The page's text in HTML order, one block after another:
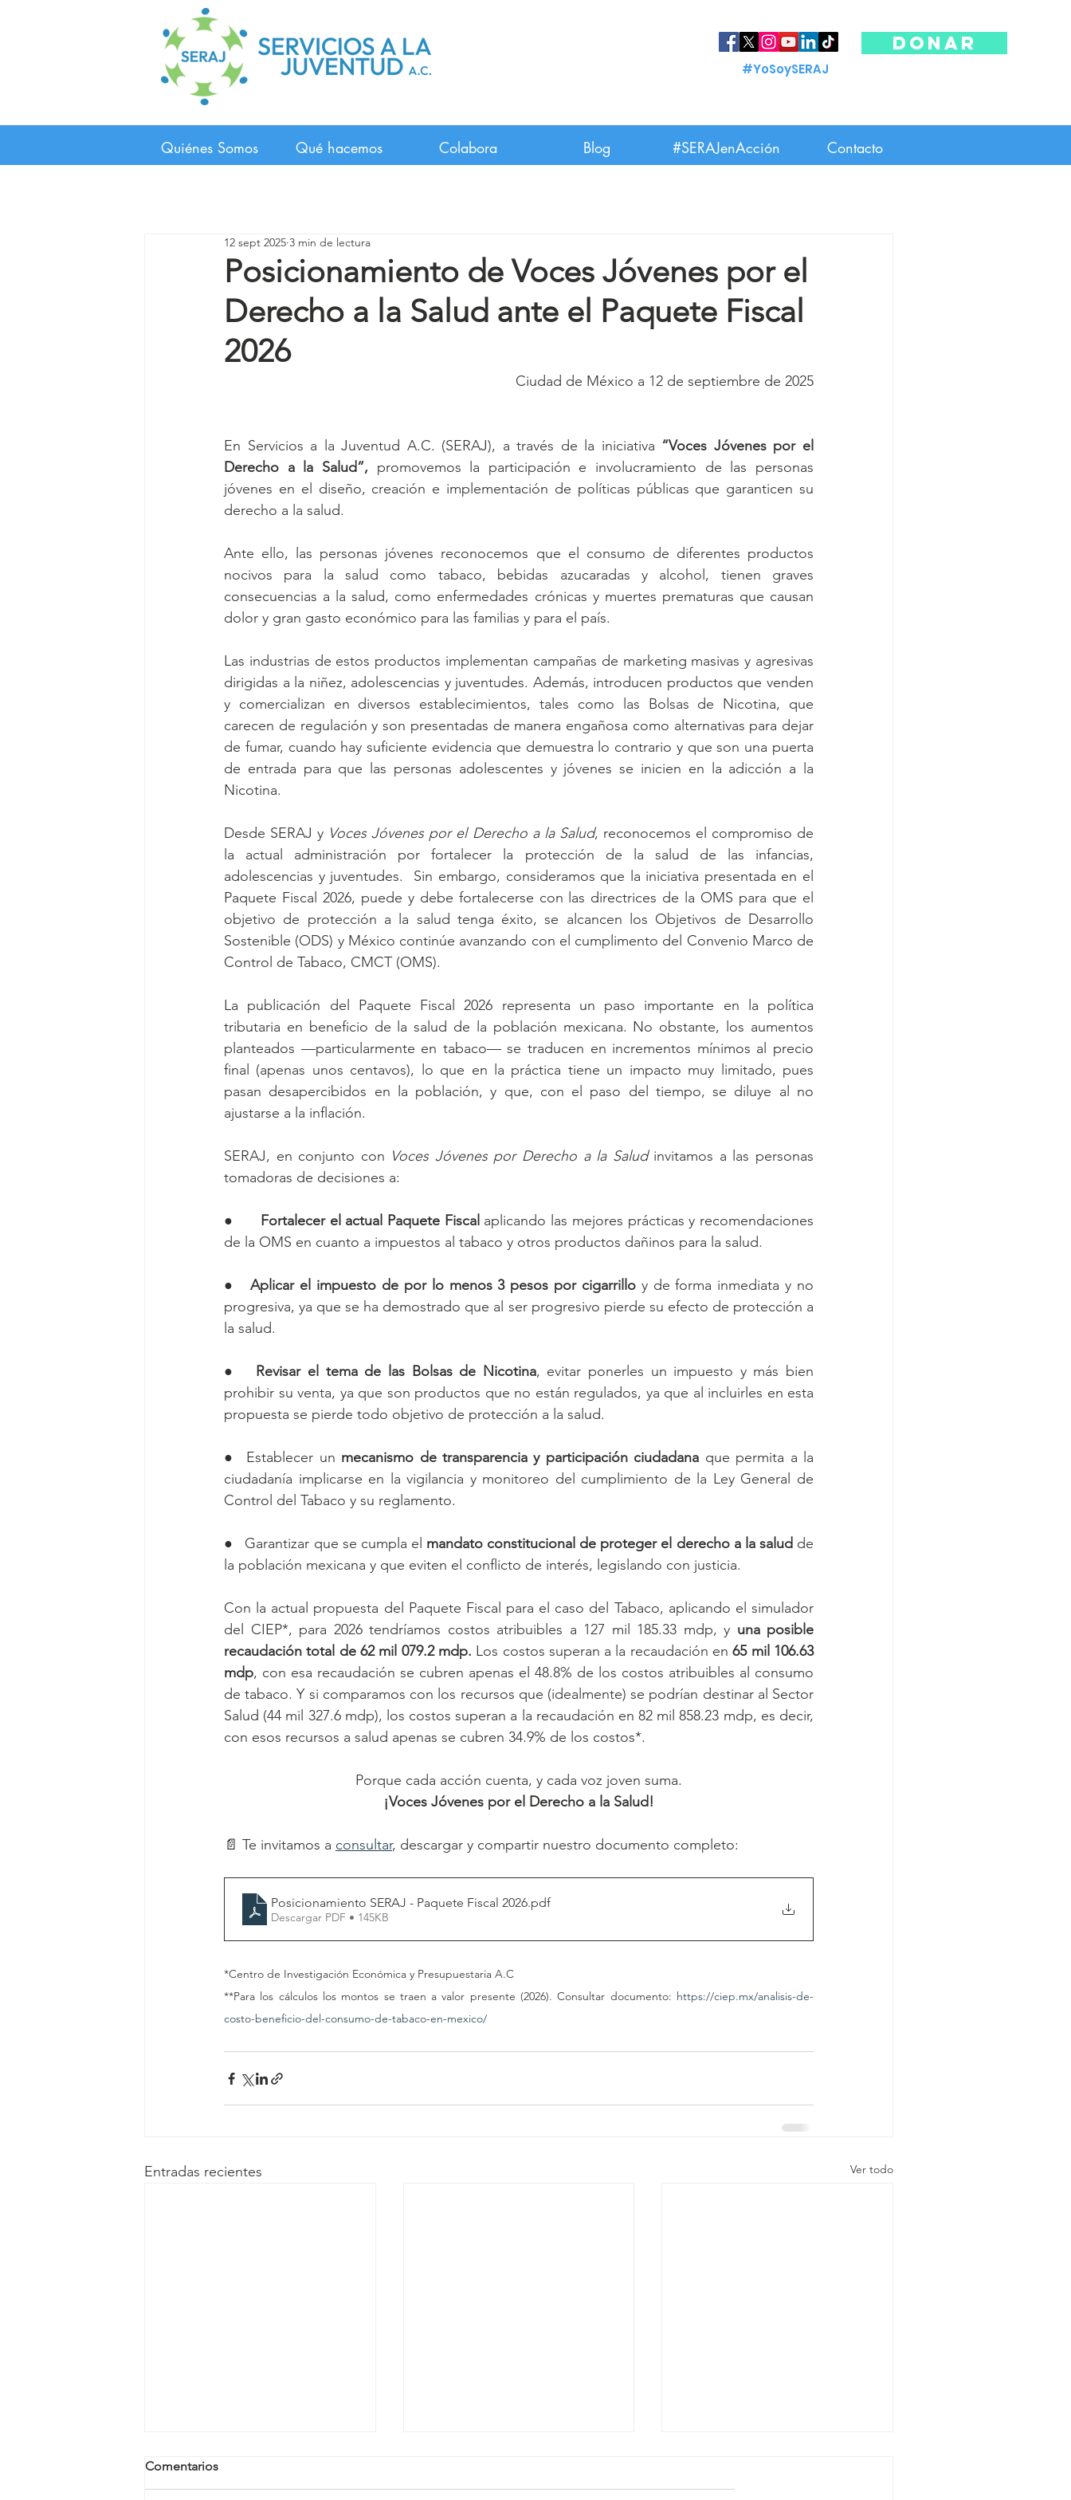
#YoSoySERAJ
DONAR
Quiénes Somos Qué hacemos Colabora Blog #SERAJenAcción Contacto
Posicionamiento de Voces Jóvenes por el
Derecho a la Salud ante el Paquete Fiscal
2026
12 sept 2025 3 min de lectura
Ciudad de México a 12 de septiembre de 2025
En Servicios a la Juventud A.C. (SERAJ), a través de la iniciativa “Voces Jóvenes por el
Derecho a la Salud”, promovemos la participación e involucramiento de las personas
jóvenes en el diseño, creación e implementación de políticas públicas que garanticen su
derecho a la salud.
Ante ello, las personas jóvenes reconocemos que el consumo de diferentes productos
nocivos para la salud como tabaco, bebidas azucaradas y alcohol, tienen graves
consecuencias a la salud, como enfermedades crónicas y muertes prematuras que causan
dolor y gran gasto económico para las familias y para el país.
Las industrias de estos productos implementan campañas de marketing masivas y agresivas
dirigidas a la niñez, adolescencias y juventudes. Además, introducen productos que venden
y comercializan en diversos establecimientos, tales como las Bolsas de Nicotina, que
carecen de regulación y son presentadas de manera engañosa como alternativas para dejar
de fumar, cuando hay suficiente evidencia que demuestra lo contrario y que son una puerta
de entrada para que las personas adolescentes y jóvenes se inicien en la adicción a la
Nicotina.
Desde SERAJ y Voces Jóvenes por el Derecho a la Salud, reconocemos el compromiso de
la actual administración por fortalecer la protección de la salud de las infancias,
adolescencias y juventudes.  Sin embargo, consideramos que la iniciativa presentada en el
Paquete Fiscal 2026, puede y debe fortalecerse con las directrices de la OMS para que el
objetivo de protección a la salud tenga éxito, se alcancen los Objetivos de Desarrollo
Sostenible (ODS) y México continúe avanzando con el cumplimento del Convenio Marco de
Control de Tabaco, CMCT (OMS).
La publicación del Paquete Fiscal 2026 representa un paso importante en la política
tributaria en beneficio de la salud de la población mexicana. No obstante, los aumentos
planteados —particularmente en tabaco— se traducen en incrementos mínimos al precio
final (apenas unos centavos), lo que en la práctica tiene un impacto muy limitado, pues
pasan desapercibidos en la población, y que, con el paso del tiempo, se diluye al no
ajustarse a la inflación.
SERAJ, en conjunto con Voces Jóvenes por Derecho a la Salud invitamos a las personas
tomadoras de decisiones a:
● Fortalecer el actual Paquete Fiscal aplicando las mejores prácticas y recomendaciones
de la OMS en cuanto a impuestos al tabaco y otros productos dañinos para la salud.
● Aplicar el impuesto de por lo menos 3 pesos por cigarrillo y de forma inmediata y no
progresiva, ya que se ha demostrado que al ser progresivo pierde su efecto de protección a
la salud.
● Revisar el tema de las Bolsas de Nicotina, evitar ponerles un impuesto y más bien
prohibir su venta, ya que son productos que no están regulados, ya que al incluirles en esta
propuesta se pierde todo objetivo de protección a la salud.
●  Establecer un mecanismo de transparencia y participación ciudadana que permita a la
ciudadanía implicarse en la vigilancia y monitoreo del cumplimiento de la Ley General de
Control del Tabaco y su reglamento.
●   Garantizar que se cumpla el mandato constitucional de proteger el derecho a la salud de
la población mexicana y que eviten el conflicto de interés, legislando con justicia.
Con la actual propuesta del Paquete Fiscal para el caso del Tabaco, aplicando el simulador
del CIEP*, para 2026 tendríamos costos atribuibles a 127 mil 185.33 mdp, y una posible
recaudación total de 62 mil 079.2 mdp. Los costos superan a la recaudación en 65 mil 106.63
mdp, con esa recaudación se cubren apenas el 48.8% de los costos atribuibles al consumo
de tabaco. Y si comparamos con los recursos que (idealmente) se podrían destinar al Sector
Salud (44 mil 327.6 mdp), los costos superan a la recaudación en 82 mil 858.23 mdp, es decir,
con esos recursos a salud apenas se cubren 34.9% de los costos*.
Porque cada acción cuenta, y cada voz joven suma.
¡Voces Jóvenes por el Derecho a la Salud!
📄 Te invitamos a consultar, descargar y compartir nuestro documento completo:
Posicionamiento SERAJ - Paquete Fiscal 2026.pdf
Descargar PDF • 145KB
*Centro de Investigación Económica y Presupuestaria A.C
**Para los cálculos los montos se traen a valor presente (2026). Consultar documento: https://ciep.mx/analisis-de-
costo-beneficio-del-consumo-de-tabaco-en-mexico/
Entradas recientes Ver todo
Comentarios